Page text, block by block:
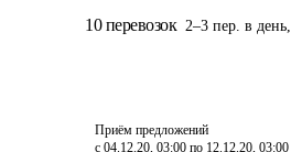
10 перевозок 2–3 пер. в день,
Приём предложений
с 04.12.20, 03:00 по 12.12.20, 03:00